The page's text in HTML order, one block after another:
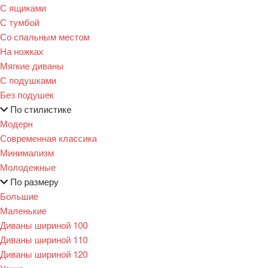
С ящиками
С тумбой
Со спальным местом
На ножках
Мягкие диваны
С подушками
Без подушек
По стилистике
Модерн
Современная классика
Минимализм
Молодежные
По размеру
Большие
Маленькие
Диваны шириной 100
Диваны шириной 110
Диваны шириной 120